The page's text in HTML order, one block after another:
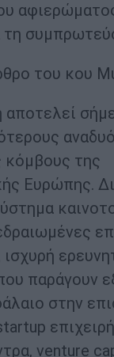
τη
του κου
αποτελεί
κόμβους της
Ευρώπης.
παράγουν
στην
venture